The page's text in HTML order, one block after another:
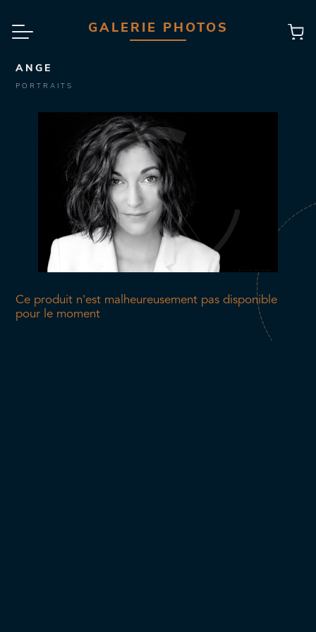
GALERIE PHOTOS
ANGE
PORTRAITS
Ce produit n'est malheureusement pas disponible
pour le moment